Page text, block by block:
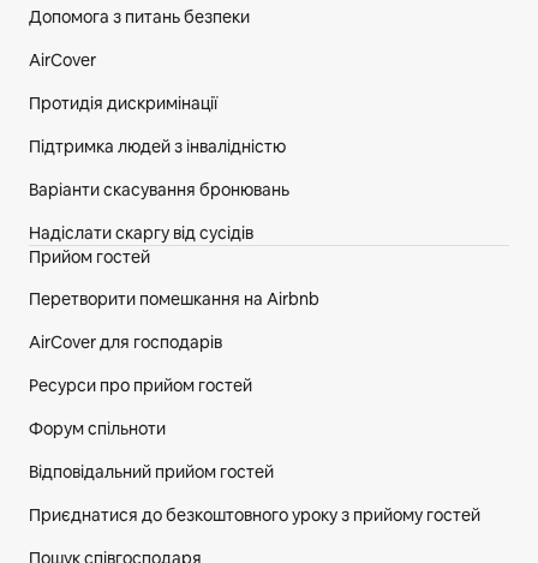
Допомога з питань безпеки
AirCover
Протидія дискримінації
Підтримка людей з інвалідністю
Варіанти скасування бронювань
Надіслати скаргу від сусідів
Прийом гостей
Перетворити помешкання на Airbnb
AirCover для господарів
Ресурси про прийом гостей
Форум спільноти
Відповідальний прийом гостей
Приєднатися до безкоштовного уроку з прийому гостей
Пошук співгосподаря